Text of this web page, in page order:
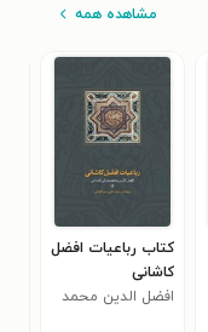
مشاهده همه
کتاب رباعیات افضل
کاشانی
افضل الدین محمد